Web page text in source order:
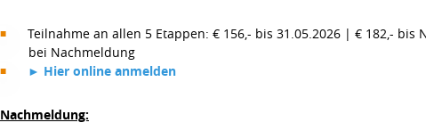
Teilnahme an allen 5 Etappen: € 156,- bis 31.05.2026 | € 182,- bis
bei Nachmeldung
► Hier online anmelden
Nachmeldung: